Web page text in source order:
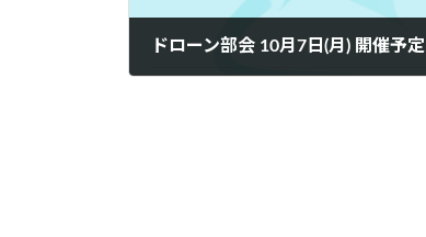
ドローン部会 10月7日(月) 開催予定